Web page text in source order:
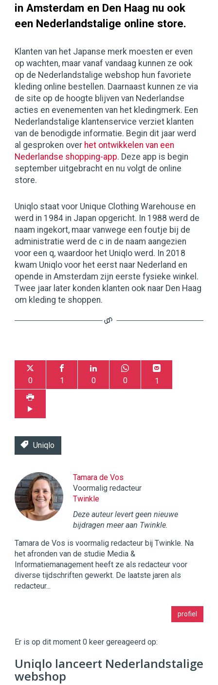
in Amsterdam en Den Haag nu ook
een Nederlandstalige online store.
Klanten van het Japanse merk moesten er even
op wachten, maar vanaf vandaag kunnen ze ook
op de Nederlandstalige webshop hun favoriete
kleding online bestellen. Daarnaast kunnen ze via
de site op de hoogte blijven van Nederlandse
acties en evenementen van het kledingmerk. Een
Nederlandstalige klantenservice verziet klanten
van de benodigde informatie. Begin dit jaar werd
al gesproken over het ontwikkelen van een
Nederlandse shopping-app. Deze app is begin
september uitgebracht en nu volgt de online
store.
Uniqlo staat voor Unique Clothing Warehouse en
werd in 1984 in Japan opgericht. In 1988 werd de
naam ingekort, maar vanwege een foutje bij de
administratie werd de c in de naam aangezien
voor een q, waardoor het Uniqlo werd. In 2018
kwam Uniqlo voor het eerst naar Nederland en
opende in Amsterdam zijn eerste fysieke winkel.
Twee jaar later konden klanten ook naar Den Haag
om kleding te shoppen.
0 1 0 0 1
Uniqlo
Tamara de Vos
Voormalig redacteur
Twinkle
Deze auteur levert geen nieuwe
bijdragen meer aan Twinkle.
Tamara de Vos is voormalig redacteur bij Twinkle. Na
het afronden van de studie Media &
Informatiemanagement heeft ze als redacteur voor
diverse tijdschriften gewerkt. De laatste jaren als
redacteur...
profiel
Commerce https://twinklemagazine.nl
96 54
Er is op dit moment 0 keer gereageerd op:
Uniqlo lanceert Nederlandstalige
webshop